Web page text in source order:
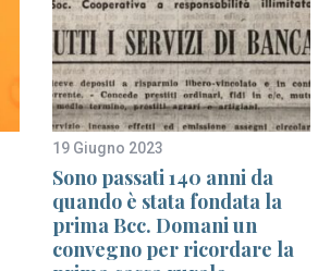
19 Giugno 2023
Sono passati 140 anni da
quando è stata fondata la
prima Bcc. Domani un
convegno per ricordare la